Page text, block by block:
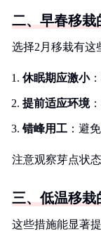
二、早春移栽
选择2月移栽有这
休眠期应激小
提前适应环境
错峰用工 ：避
注意观察芽点状
三、低温移栽
这些措施能显著